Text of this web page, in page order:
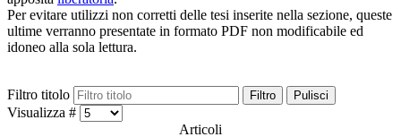
Per evitare utilizzi non corretti delle tesi inserite nella sezione, queste
ultime verranno presentate in formato PDF non modificabile ed
idoneo alla sola lettura.
Filtro titolo Filtro Pulisci
Visualizza #
Articoli